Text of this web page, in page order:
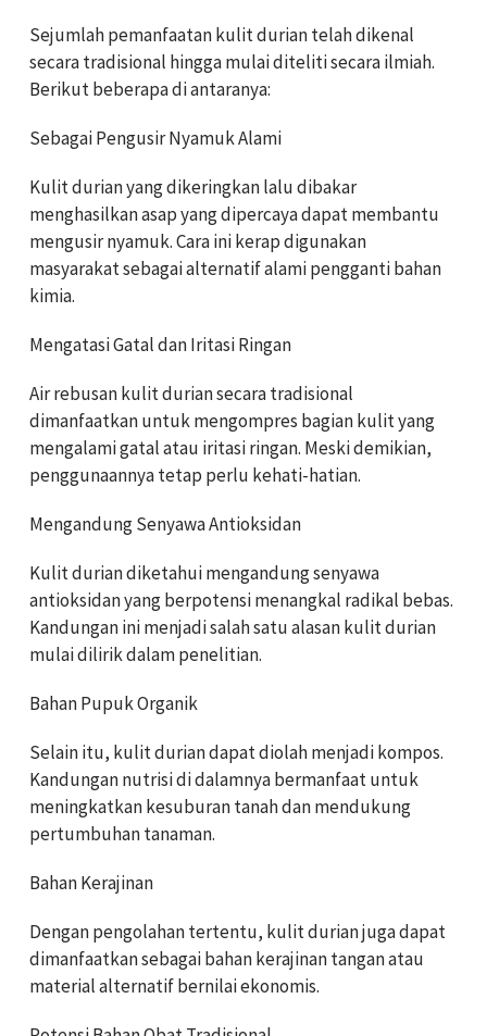
Sejumlah pemanfaatan kulit durian telah dikenal
secara tradisional hingga mulai diteliti secara ilmiah.
Berikut beberapa di antaranya:
Sebagai Pengusir Nyamuk Alami
Kulit durian yang dikeringkan lalu dibakar
menghasilkan asap yang dipercaya dapat membantu
mengusir nyamuk. Cara ini kerap digunakan
masyarakat sebagai alternatif alami pengganti bahan
kimia.
Mengatasi Gatal dan Iritasi Ringan
Air rebusan kulit durian secara tradisional
dimanfaatkan untuk mengompres bagian kulit yang
mengalami gatal atau iritasi ringan. Meski demikian,
penggunaannya tetap perlu kehati-hatian.
Mengandung Senyawa Antioksidan
Kulit durian diketahui mengandung senyawa
antioksidan yang berpotensi menangkal radikal bebas.
Kandungan ini menjadi salah satu alasan kulit durian
mulai dilirik dalam penelitian.
Bahan Pupuk Organik
Selain itu, kulit durian dapat diolah menjadi kompos.
Kandungan nutrisi di dalamnya bermanfaat untuk
meningkatkan kesuburan tanah dan mendukung
pertumbuhan tanaman.
Bahan Kerajinan
Dengan pengolahan tertentu, kulit durian juga dapat
dimanfaatkan sebagai bahan kerajinan tangan atau
material alternatif bernilai ekonomis.